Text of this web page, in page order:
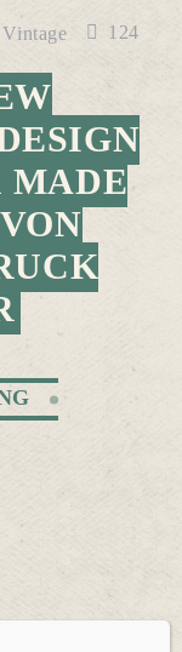
Vintage 124
MADE